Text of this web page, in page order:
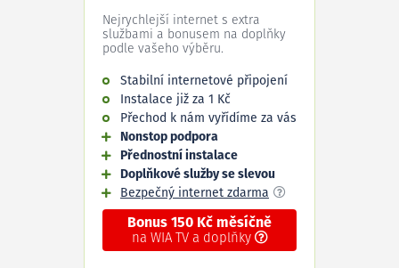
Nejrychlejší internet s extra
službami a bonusem na doplňky
podle vašeho výběru.
Stabilní internetové připojení
Instalace již za 1 Kč
Přechod k nám vyřídíme za vás
Nonstop podpora
Přednostní instalace
Doplňkové služby se slevou
Bezpečný internet zdarma
Bonus 150 Kč měsíčně
na WIA TV a doplňky